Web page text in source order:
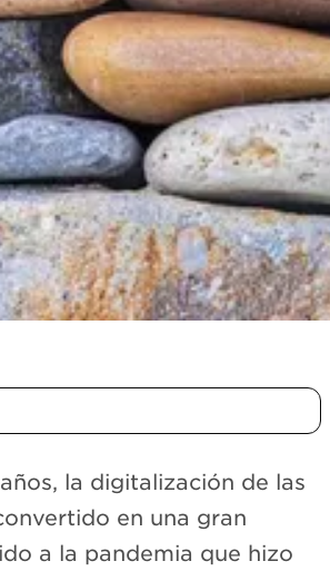
la digitalización de las
en una gran
a la pandemia que hizo